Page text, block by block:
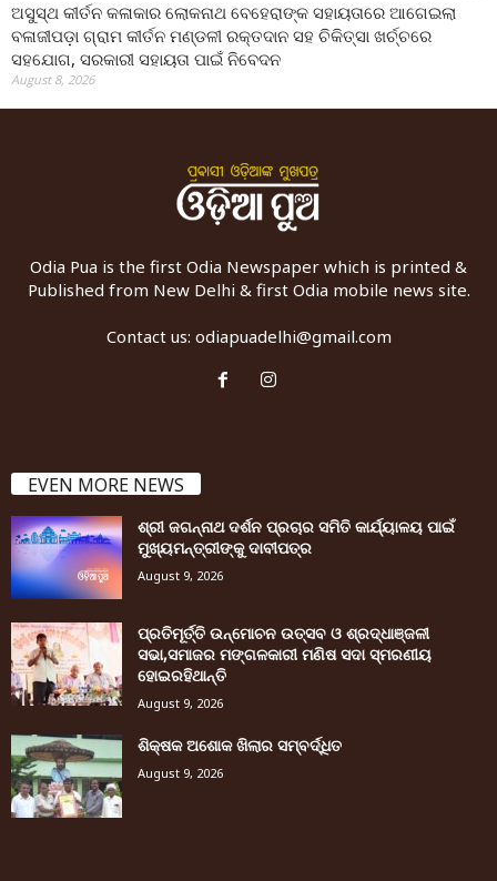
ଅସୁସ୍ଥ କୀର୍ତନ କଳାକାର ଲୋକନାଥ ବେହେରାଙ୍କ ସହାୟତାରେ ଆଗେଇଲା
ବଳାଜୀପଡ଼ା ଗ୍ରାମ କୀର୍ତନ ମଣ୍ଡଳୀ ରକ୍ତଦାନ ସହ ଚିକିତ୍ସା ଖର୍ଚ୍ଚରେ
ସହଯୋଗ, ସରକାରୀ ସହାୟତା ପାଇଁ ନିବେଦନ
August 8, 2026
Odia Pua is the first Odia Newspaper which is printed &
Published from New Delhi & first Odia mobile news site.
Contact us: odiapuadelhi@gmail.com
EVEN MORE NEWS
ଶ୍ରୀ ଜଗନ୍ନାଥ ଦର୍ଶନ ପ୍ରଚାର ସମିତି କାର୍ଯ୍ୟାଳୟ ପାଇଁ
ମୁଖ୍ୟମନ୍ତ୍ରୀଙ୍କୁ ଦାବୀପତ୍ର
August 9, 2026
ପ୍ରତିମୂର୍ତ୍ତି ଉନ୍ମୋଚନ ଉତ୍ସବ ଓ ଶ୍ରଦ୍ଧାଞ୍ଜଳୀ
ସଭା,ସମାଜର ମଙ୍ଗଳକାରୀ ମଣିଷ ସଦା ସ୍ମରଣୀୟ
ହୋଇରହିଥାନ୍ତି
August 9, 2026
ଶିକ୍ଷକ ଅଶୋକ ଖିଲାର ସମ୍ବର୍ଦ୍ଧିତ
August 9, 2026